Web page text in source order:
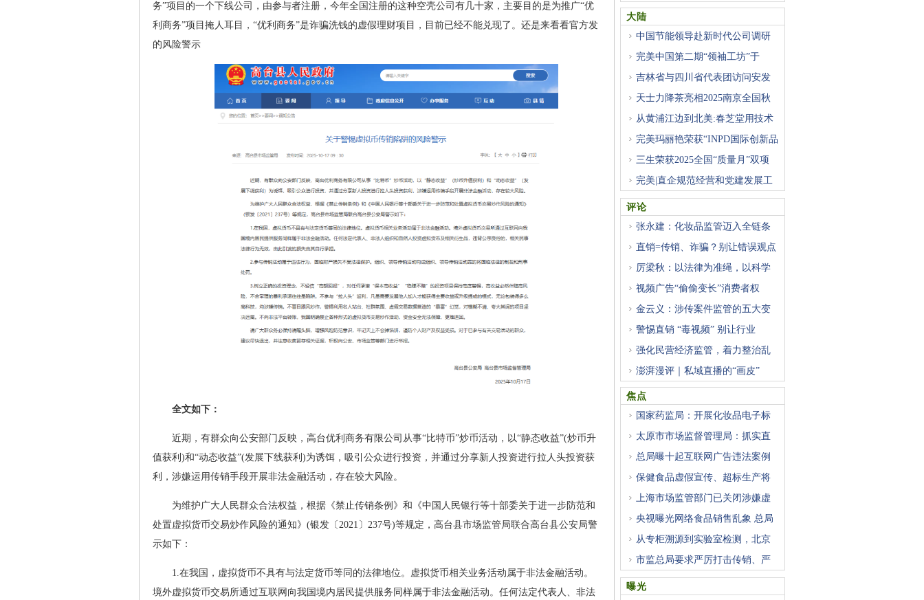
务”项目的一个下线公司，由参与者注册，今年全国注册的这种空壳公司有几十家，主要目的是为推广“优
利商务”项目掩人耳目，“优利商务”是诈骗洗钱的虚假理财项目，目前已经不能兑现了。还是来看看官方发
的风险警示
全文如下：
近期，有群众向公安部门反映，高台优利商务有限公司从事“比特币”炒币活动，以“静态收益”(炒币升
值获利)和“动态收益”(发展下线获利)为诱饵，吸引公众进行投资，并通过分享新人投资进行拉人头投资获
利，涉嫌运用传销手段开展非法金融活动，存在较大风险。
为维护广大人民群众合法权益，根据《禁止传销条例》和《中国人民银行等十部委关于进一步防范和
处置虚拟货币交易炒作风险的通知》(银发〔2021〕237号)等规定，高台县市场监管局联合高台县公安局警
示如下：
1.在我国，虚拟货币不具有与法定货币等同的法律地位。虚拟货币相关业务活动属于非法金融活动。
境外虚拟货币交易所通过互联网向我国境内居民提供服务同样属于非法金融活动。任何法定代表人、非法
大陆
中国节能领导赴新时代公司调研
完美中国第二期“领袖工坊”于
吉林省与四川省代表团访问安发
天士力降茶亮相2025南京全国秋
从黄浦江边到北美:春芝堂用技术
完美玛丽艳荣获“INPD国际创新品
三生荣获2025全国“质量月”双项
完美|直企规范经营和党建发展工
评论
张永建：化妆品监管迈入全链条
直销=传销、诈骗？别让错误观点
厉梁秋：以法律为准绳，以科学
视频广告“偷偷变长”消费者权
金云义：涉传案件监管的五大变
警惕直销 “毒视频” 别让行业
强化民营经济监管，着力整治乱
澎湃漫评｜私域直播的“画皮”
焦点
国家药监局：开展化妆品电子标
太原市市场监督管理局：抓实直
总局曝十起互联网广告违法案例
保健食品虚假宣传、超标生产将
上海市场监管部门已关闭涉嫌虚
央视曝光网络食品销售乱象 总局
从专柜溯源到实验室检测，北京
市监总局要求严厉打击传销、严
曝光